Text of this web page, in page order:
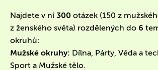
Najdete v ní 300 otázek (150 z
z ženského světa) rozdělených do 6
okruhů:
Mužské okruhy: Dílna, Párty, Věda a
Sport a Mužské tělo.